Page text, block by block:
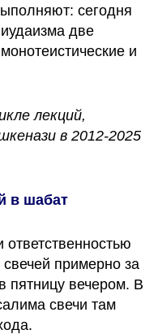
сегодня
две
и
лекций,
в 2012-2025
в шабат
ответственностью
примерно за
пятницу вечером. В
свечи там